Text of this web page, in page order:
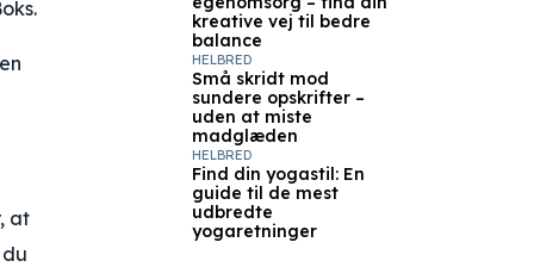
at
kreative vej til bedre
balance
Små skridt mod
sundere opskrifter –
uden at miste
madglæden
HELBRED
Find din yogastil: En
guide til de mest
udbredte
yogaretninger
HELBRED